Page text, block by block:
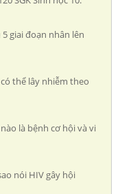
5 giai đoạn nhân lên
có thể lây nhiễm theo
là bệnh cơ hội và vi
nói HIV gây hội